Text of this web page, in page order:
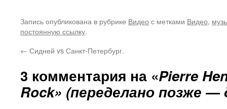
Запись опубликована в рубрике Видео с метками Видео,
постоянную ссылку.
← Сидней vs Санкт-Петербург.
3 комментария на «Pierre
Rock» (переделано позже —